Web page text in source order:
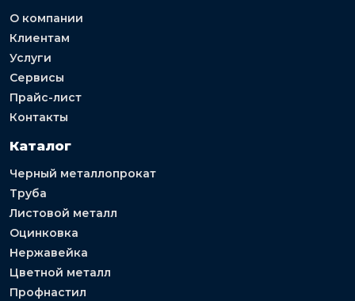
О компании
Клиентам
Услуги
Сервисы
Прайс-лист
Контакты
Каталог
Черный металлопрокат
Труба
Листовой металл
Оцинковка
Нержавейка
Цветной металл
Профнастил